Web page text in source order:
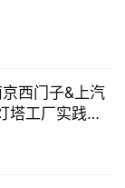
西门子&上汽
塔工厂实践研